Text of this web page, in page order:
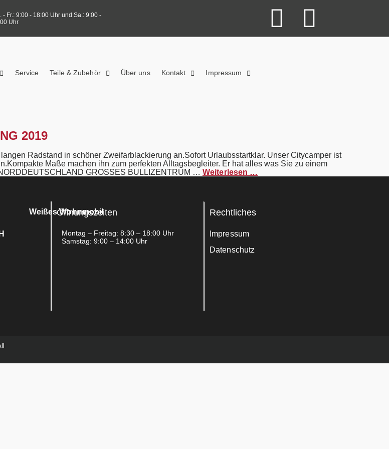
- Fr.: 9:00 - 18:00 Uhr und Sa.: 9:00 -
Uhr
Service Teile & Zubehör Über uns Kontakt Impressum
2019
Radstand in schöner Zweifarblackierung an.Sofort Urlaubsstartklar. Unser Citycamper ist
Maße machen ihn zum perfekten Alltagsbegleiter. Er hat alles was Sie zu einem
GROSSES BULLIZENTRUM … Weiterlesen …
Öffnungszeiten
Montag – Freitag: 8:30 – 18:00 Uhr
Samstag: 9:00 – 14:00 Uhr
Rechtliches
Impressum
Datenschutz